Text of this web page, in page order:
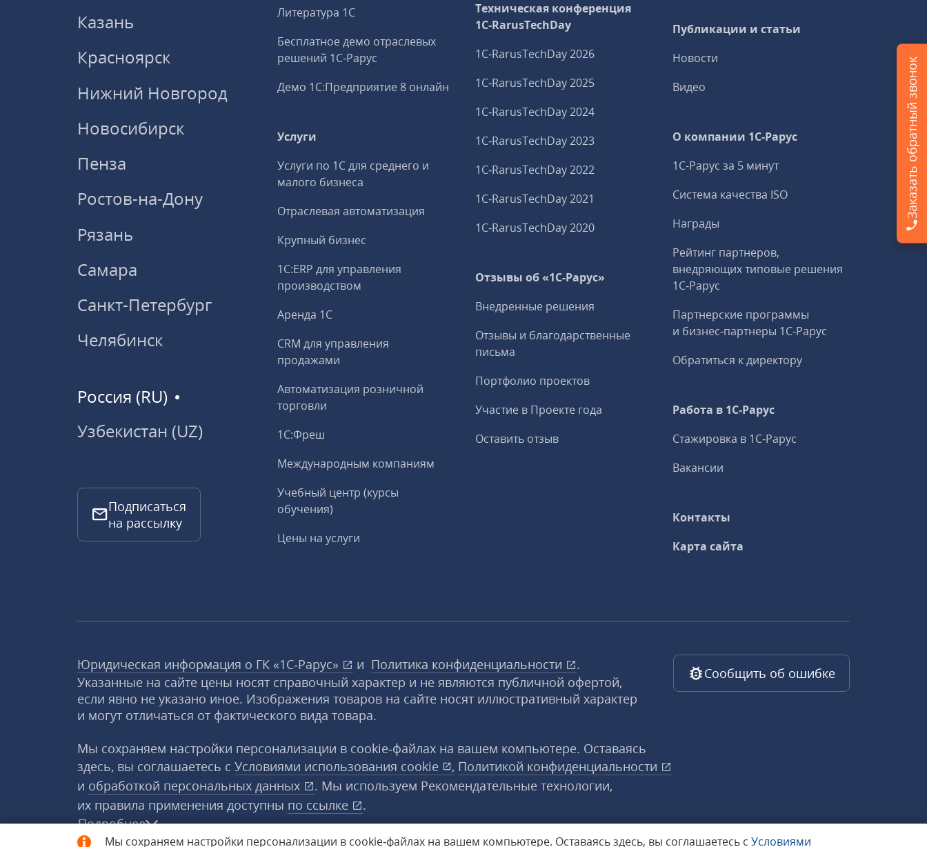
Мы сохраняем настройки персонализации в cookie‑файлах на вашем компьютере. Оставаясь здесь, вы соглашаетесь с Условиями
Казань
Красноярск
Нижний Новгород
Новосибирск
Пенза
Ростов-на-Дону
Рязань
Самара
Санкт-Петербург
Челябинск
Россия (RU)
Узбекистан (UZ)
Подписаться
на рассылку
Литература 1С
Бесплатное демо отраслевых
решений 1С‑Рарус
Демо 1С:Предприятие 8 онлайн
Услуги
Услуги по 1С для среднего и
малого бизнеса
Отраслевая автоматизация
Крупный бизнес
1С:ERP для управления
производством
Аренда 1С
CRM для управления
продажами
Автоматизация розничной
торговли
1С:Фреш
Международным компаниям
Учебный центр (курсы
обучения)
Цены на услуги
Техническая конференция
1C‑RarusTechDay
1C‑RarusTechDay 2026
1C‑RarusTechDay 2025
1C‑RarusTechDay 2024
1C‑RarusTechDay 2023
1C‑RarusTechDay 2022
1C‑RarusTechDay 2021
1C‑RarusTechDay 2020
Отзывы об «1С-Рарус»
Внедренные решения
Отзывы и благодарственные
письма
Портфолио проектов
Участие в Проекте года
Оставить отзыв
Публикации и статьи
Новости
Видео
О компании 1C-Рарус
1С-Рарус за 5 минут
Система качества ISO
Награды
Рейтинг партнеров,
внедряющих типовые решения
1С‑Рарус
Партнерские программы
и бизнес‑партнеры 1С‑Рарус
Обратиться к директору
Работа в 1С‑Рарус
Стажировка в 1С‑Рарус
Вакансии
Контакты
Карта сайта
Юридическая информация о ГК «1С‑Рарус» и Политика конфиденциальности
.
Указанные на сайте цены носят справочный характер и не являются публичной офертой,
если явно не указано иное. Изображения товаров на сайте носят иллюстративный характер
и могут отличаться от фактического вида товара.
Мы сохраняем настройки персонализации в cookie‑файлах на вашем компьютере. Оставаясь
здесь, вы соглашаетесь с Условиями использования cookie , Политикой конфиденциальности
и обработкой персональных данных
. Мы используем Рекомендательные технологии,
их правила применения доступны по ссылке
.
Подробнее
Сообщить об ошибке
Заказать обратный звонок